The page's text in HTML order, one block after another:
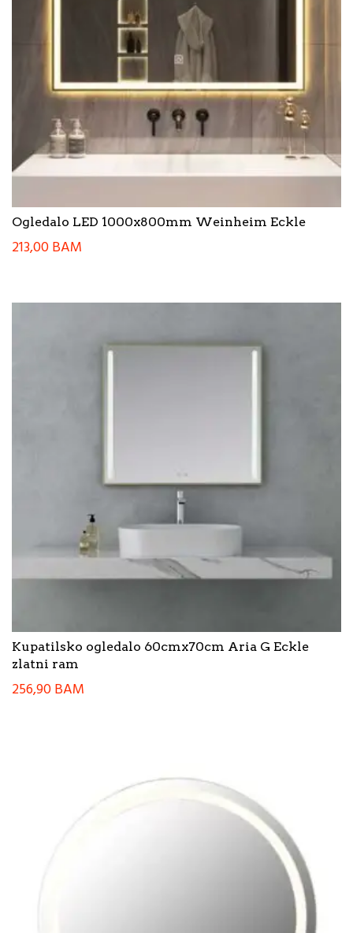
Ogledalo LED 1000x800mm Weinheim Eckle
213,00BAM
Kupatilsko ogledalo 60cmx70cm Aria G Eckle
zlatni ram
256,90BAM